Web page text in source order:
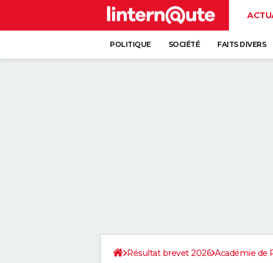
POLITIQUE SOCIÉTÉ FAITS DIVERS
Résultat brevet 2026 Académie de